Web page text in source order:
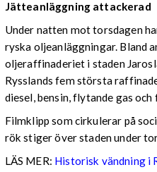
Jätteanläggning attackerad
Under natten mot torsdagen
ryska oljeanläggningar. Bland
oljeraffinaderiet i staden
Rysslands fem största
diesel, bensin, flytande gas
Filmklipp som cirkulerar på
rök stiger över staden under
LÄS MER: Historisk vändning i